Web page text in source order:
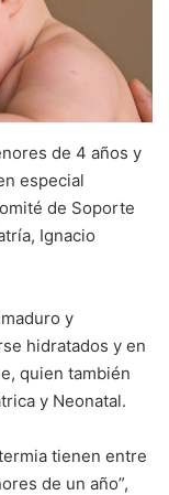
de 4 años y
especial
de Soporte
Ignacio
y
hidratados y en
quien también
y Neonatal.
tienen entre
de un año”,